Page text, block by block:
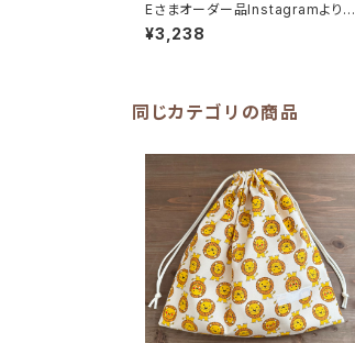
Eさまオーダー品Instagramより防
災クッションカバー☆30×33cm厚
み5cm ゴムバンド付き 裏地サテ
ーダーHoshizora☆ほしぞら
¥3,238
同じカテゴリの商品